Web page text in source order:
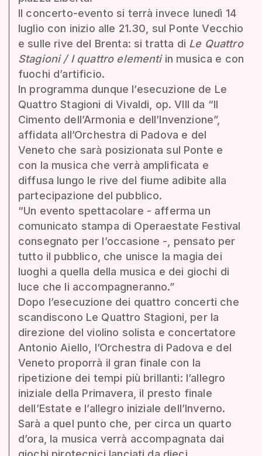
Il concerto-evento si terrà invece lunedì 14
luglio con inizio alle 21.30, sul Ponte Vecchio
e sulle rive del Brenta: si tratta di Le Quattro
Stagioni / I quattro elementiin musica e con
fuochi d’artificio.
In programma dunque l’esecuzione de Le
Quattro Stagioni di Vivaldi, op. VIII da “Il
Cimento dell’Armonia e dell’Invenzione”,
affidata all’Orchestra di Padova e del
Veneto che sarà posizionata sul Ponte e
con la musica che verrà amplificata e
diffusa lungo le rive del fiume adibite alla
partecipazione del pubblico.
“Un evento spettacolare - afferma un
comunicato stampa di Operaestate Festival
consegnato per l’occasione -, pensato per
tutto il pubblico, che unisce la magia dei
luoghi a quella della musica e dei giochi di
luce che li accompagneranno.”
Dopo l’esecuzione dei quattro concerti che
scandiscono Le Quattro Stagioni, per la
direzione del violino solista e concertatore
Antonio Aiello, l’Orchestra di Padova e del
Veneto proporrà il gran finale con la
ripetizione dei tempi più brillanti: l’allegro
iniziale della Primavera, il presto finale
dell’Estate e l’allegro iniziale dell’Inverno.
Sarà a quel punto che, per circa un quarto
d’ora, la musica verrà accompagnata dai